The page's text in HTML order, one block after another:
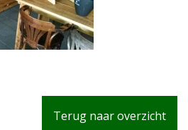
Terug naar overzicht